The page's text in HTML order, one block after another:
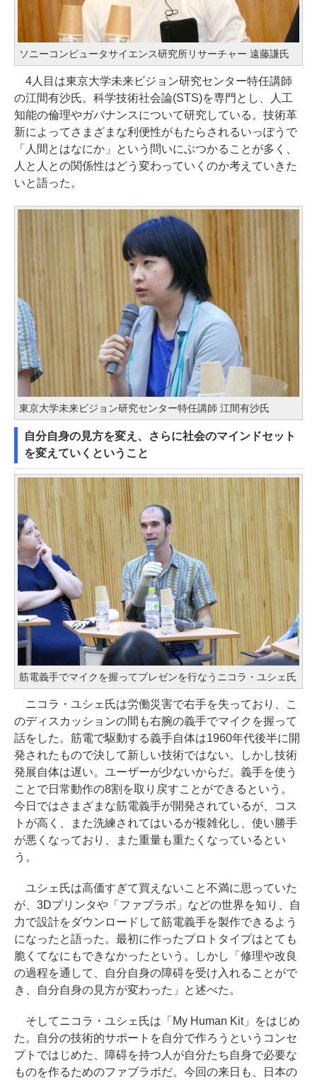
ソニーコンピュータサイエンス研究所リサーチャー 遠藤謙氏
4人目は東京大学未来ビジョン研究センター特任講師
の江間有沙氏。科学技術社会論(STS)を専門とし、人工
知能の倫理やガバナンスについて研究している。技術革
新によってさまざまな利便性がもたらされるいっぽうで
「人間とはなにか」という問いにぶつかることが多く、
人と人との関係性はどう変わっていくのか考えていきた
いと語った。
東京大学未来ビジョン研究センター特任講師 江間有沙氏
自分自身の見方を変え、さらに社会のマインドセット
を変えていくということ
筋電義手でマイクを握ってプレゼンを行なうニコラ・ユシェ氏
ニコラ・ユシェ氏は労働災害で右手を失っており、こ
のディスカッションの間も右腕の義手でマイクを握って
話をした。筋電で駆動する義手自体は1960年代後半に開
発されたもので決して新しい技術ではない。しかし技術
発展自体は遅い。ユーザーが少ないからだ。義手を使う
ことで日常動作の8割を取り戻すことができるという。
今日ではさまざまな筋電義手が開発されているが、コス
トが高く、また洗練されてはいるが複雑化し、使い勝手
が悪くなっており、また重量も重たくなっているとい
う。
ユシェ氏は高価すぎて買えないこと不満に思っていた
が、3Dプリンタや「ファブラボ」などの世界を知り、自
力で設計をダウンロードして筋電義手を製作できるよう
になったと語った。最初に作ったプロトタイプはとても
脆くてなにもできなかったという。しかし「修理や改良
の過程を通して、自分自身の障碍を受け入れることがで
き、自分自身の見方が変わった」と述べた。
そしてニコラ・ユシェ氏は「My Human Kit」をはじめ
た。自分の技術的サポートを自分で作ろうというコンセ
プトではじめた、障碍を持つ人が自分たち自身で必要な
ものを作るためのファブラボだ。今回の来日も、日本の